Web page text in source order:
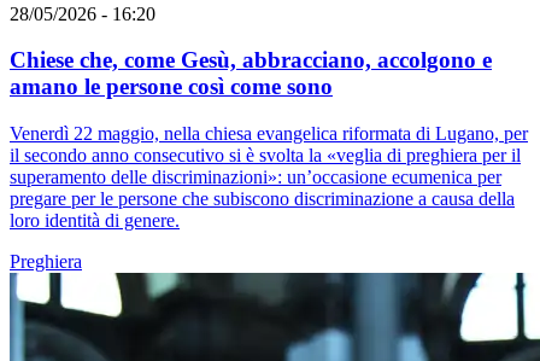
28/05/2026 - 16:20
Chiese che, come Gesù, abbracciano, accolgono e
amano le persone così come sono
Venerdì 22 maggio, nella chiesa evangelica riformata di Lugano, per
il secondo anno consecutivo si è svolta la «veglia di preghiera per il
superamento delle discriminazioni»: un’occasione ecumenica per
pregare per le persone che subiscono discriminazione a causa della
loro identità di genere.
Preghiera